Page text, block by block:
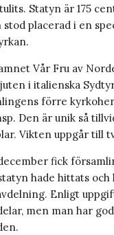
Statyn är 175
placerad i en
Vår Fru av
i italienska
förre
Den är unik så
Vikten uppgår till
fick
hade hittats
Enligt
men man har